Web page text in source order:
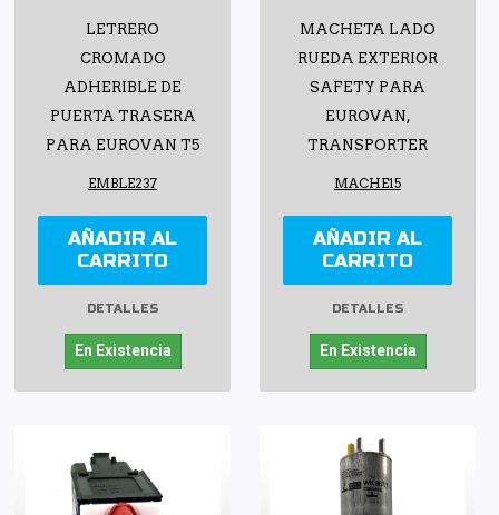
LETRERO
CROMADO
ADHERIBLE DE
PUERTA TRASERA
PARA EUROVAN T5
EMBLE237
AÑADIR AL
CARRITO
DETALLES
En Existencia
MACHETA LADO
RUEDA EXTERIOR
SAFETY PARA
EUROVAN,
TRANSPORTER
MACHE15
AÑADIR AL
CARRITO
DETALLES
En Existencia